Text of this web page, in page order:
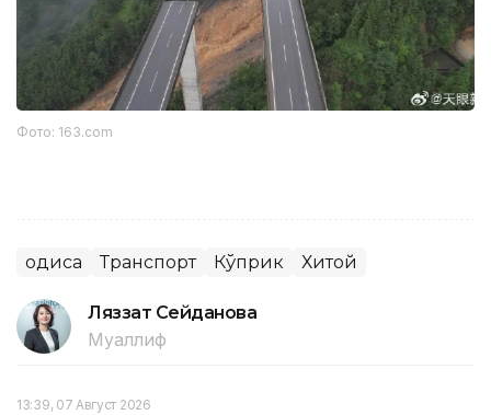
Фото: 163.com
Ҳодиса Транспорт Кўприк Хитой
Ляззат Сейданова
Муаллиф
13:39, 07 Август 2026